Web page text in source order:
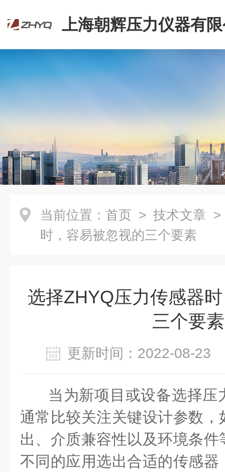
上海朝辉压力仪器有
当前位置： 首页 > 技术文章 >
时，容易被忽视的三个要素
选择ZHYQ压力传感器
三个要素
更新时间：2022-08-
当为新项目或设备选择压
通常比较关注关键设计参数
出、介质兼容性以及环境条
不同的应用选出合适的传感